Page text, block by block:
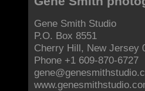
Gene Smith Studio
P.O. Box 8551
Cherry Hill, New Jersey
Phone +1 609-870-6727